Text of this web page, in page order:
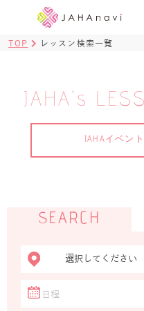
ヨ
TOP レッスン検索一覧
JAHA's
JAHAイベン
SEARCH